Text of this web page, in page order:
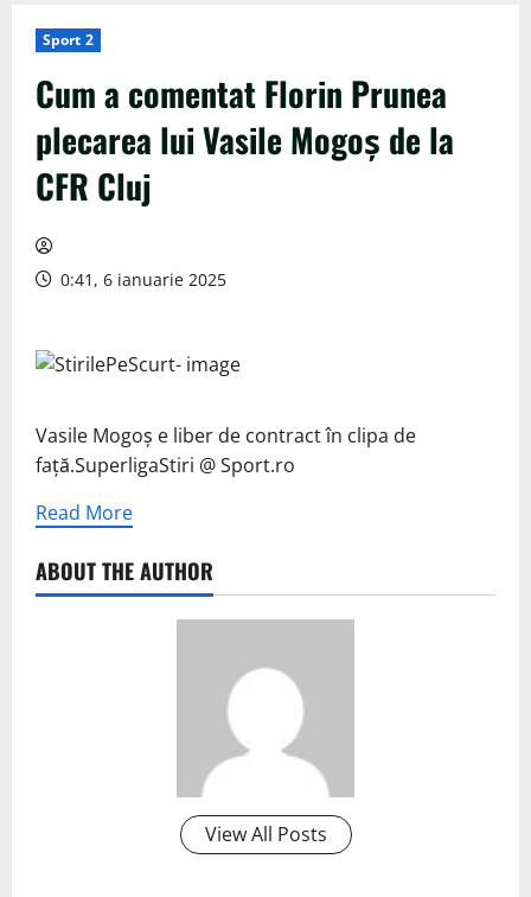
Sport 2
Cum a comentat Florin Prunea
plecarea lui Vasile Mogoș de la
CFR Cluj
0:41, 6 ianuarie 2025
Vasile Mogoș e liber de contract în clipa de
față.SuperligaStiri @ Sport.ro
Read More
ABOUT THE AUTHOR
View All Posts